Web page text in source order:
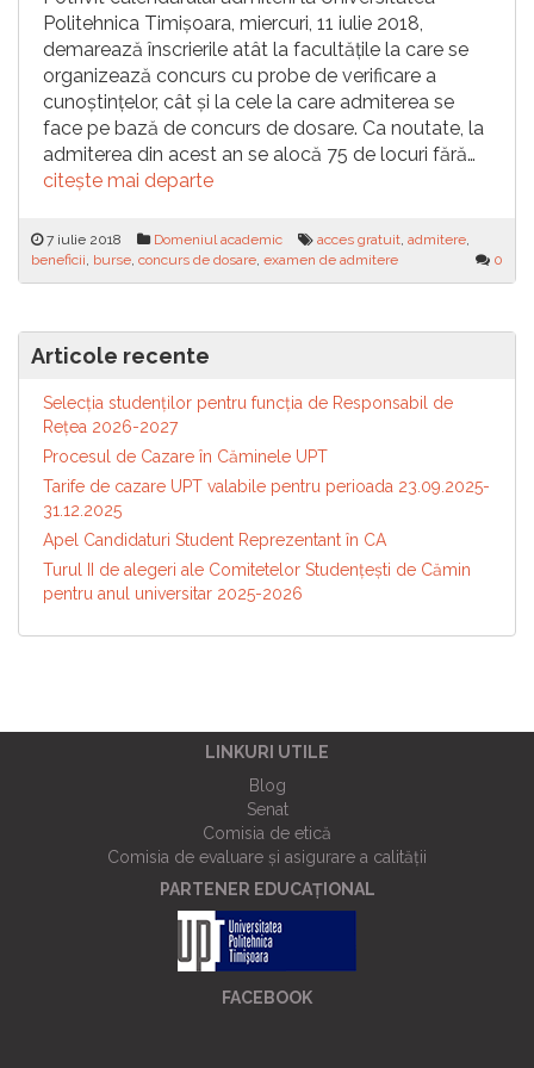
Politehnica Timișoara, miercuri, 11 iulie 2018,
demarează înscrierile atât la facultățile la care se
organizează concurs cu probe de verificare a
cunoștințelor, cât și la cele la care admiterea se
face pe bază de concurs de dosare. Ca noutate, la
admiterea din acest an se alocă 75 de locuri fără…
citește mai departe
7 iulie 2018 Domeniul academic acces gratuit, admitere,
beneficii, burse, concurs de dosare, examen de admitere 0
Articole recente
Selecția studenților pentru funcția de Responsabil de
Reţea 2026-2027
Procesul de Cazare în Căminele UPT
Tarife de cazare UPT valabile pentru perioada 23.09.2025-
31.12.2025
Apel Candidaturi Student Reprezentant în CA
Turul II de alegeri ale Comitetelor Studențești de Cămin
pentru anul universitar 2025-2026
LINKURI UTILE
Blog
Senat
Comisia de etică
Comisia de evaluare și asigurare a calității
PARTENER EDUCAȚIONAL
FACEBOOK